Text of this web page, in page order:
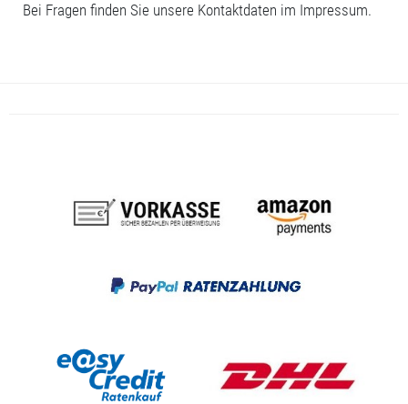
Bei Fragen finden Sie unsere Kontaktdaten im Impressum.